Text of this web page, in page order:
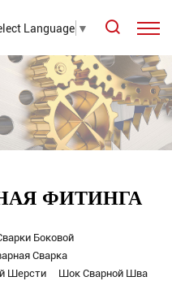
Language ▼
ФИТИНГА
Боковой
Сварка
Шерсти
Шок Сварной Шва